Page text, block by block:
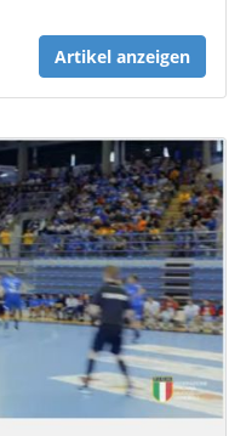
Artikel anzeigen